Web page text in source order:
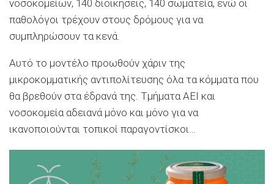
νοσοκομείων, 140 διοικήσεις, 140 σωματεία, ενώ οι
παθολόγοι τρέχουν στους δρόμους για να
συμπληρώσουν τα κενά.
Αυτό το μοντέλο προωθούν χάριν της
μικροκομματικής αντιπολίτευσης όλα τα κόμματα που
θα βρεθούν στα έδρανά της. Τμήματα ΑΕΙ και
νοσοκομεία αδειανά μόνο και μόνο για να
ικανοποιούνται τοπικοί παραγοντίσκοι…